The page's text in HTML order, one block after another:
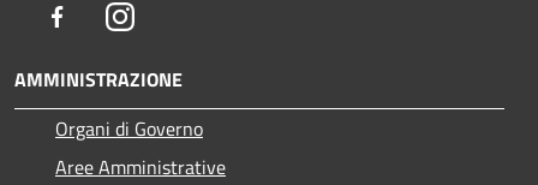
FacebookInstagram
AMMINISTRAZIONE
Organi di Governo
Aree Amministrative